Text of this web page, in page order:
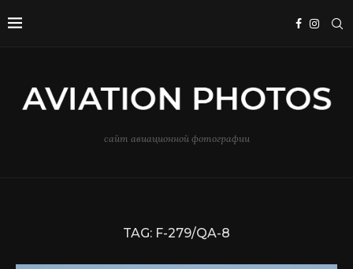
сайт авиационной фотографии
TAG: F-279/QA-8